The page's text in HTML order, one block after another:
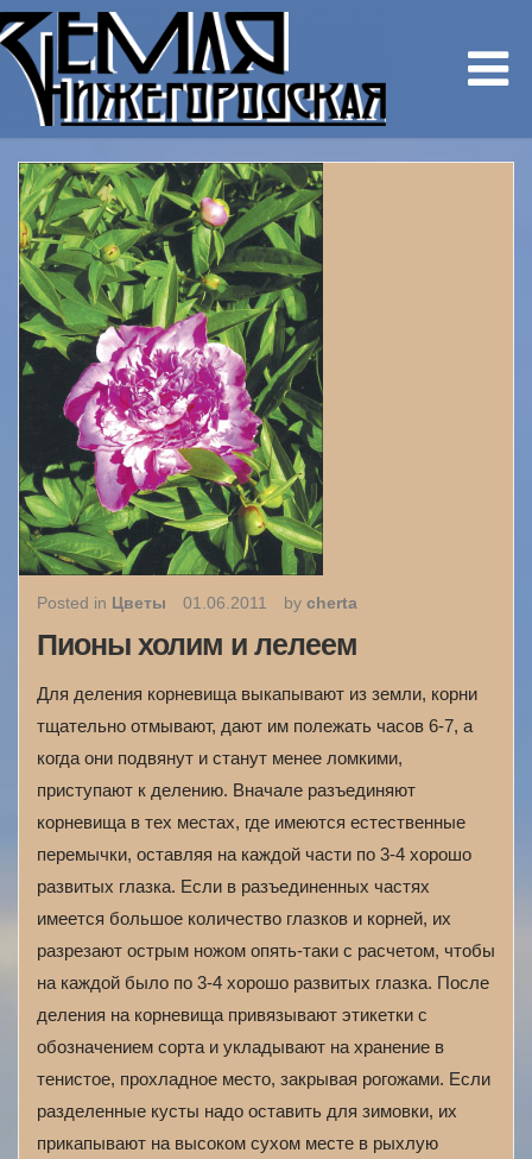
Posted in Цветы 01.06.2011 by cherta
Пионы холим и лелеем
Для деления корневища выкапывают из земли, корни
тщательно отмывают, дают им полежать часов 6‑7, а
когда они подвянут и станут менее ломкими,
приступают к делению. Вначале разъединяют
корневища в тех местах, где имеются естественные
перемычки, оставляя на каждой части по 3‑4 хорошо
развитых глазка. Если в разъединенных частях
имеется большое количество глазков и корней, их
разрезают острым ножом опять-таки с расчетом, чтобы
на каждой было по 3‑4 хорошо развитых глазка. После
деления на корневища привязывают этикетки с
обозначением сорта и укладывают на хранение в
тенистое, прохладное место, закрывая рогожами. Если
разделенные кусты надо оставить для зимовки, их
прикапывают на высоком сухом месте в рыхлую